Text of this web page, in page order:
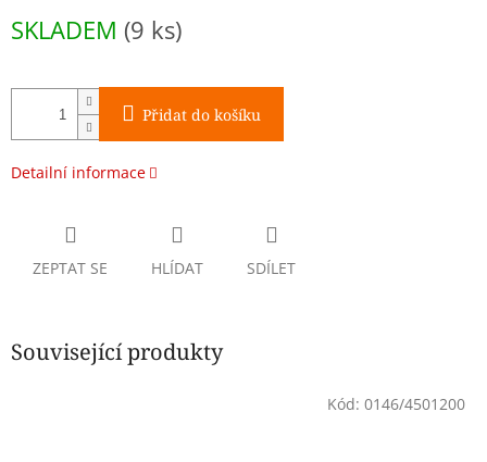
cena:
SKLADEM (9 ks)
Přidat do košíku
Detailní informace
ZEPTAT SE HLÍDAT SDÍLET
Související produkty
Kód: 0146/4501200